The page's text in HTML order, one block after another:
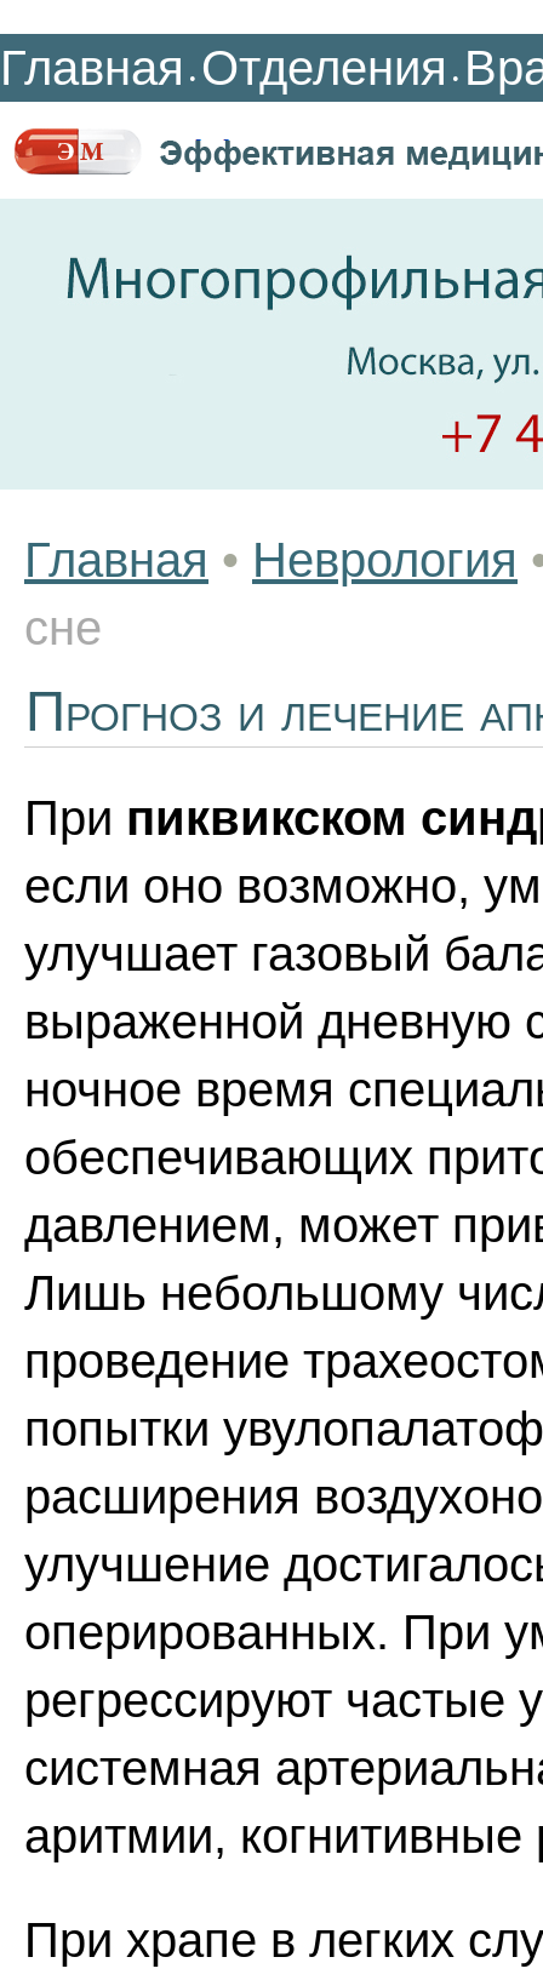
Главная • Отделения •
Главная • Неврология
сне
Прогноз и лечение
При пиквикском
если оно возможно,
улучшает газовый
выраженной дневную
ночное время
обеспечивающих
давлением, может
Лишь небольшому
проведение
попытки
расширения
улучшение
оперированных. При
регрессируют частые
системная
аритмии, когнитивные
При храпе в легких